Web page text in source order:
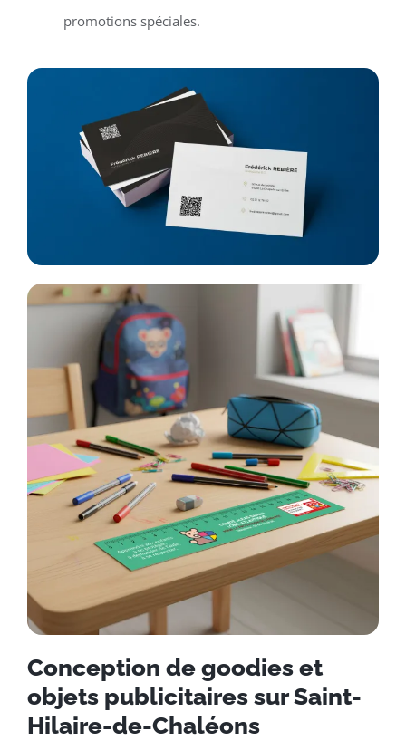
promotions spéciales.
Conception de goodies et
objets publicitaires sur Saint-
Hilaire-de-Chaléons